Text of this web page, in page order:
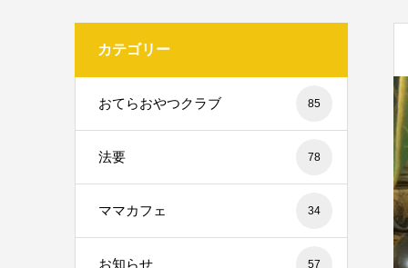
カテゴリー
おてらおやつクラブ 85
法要 78
ママカフェ 34
お知らせ 57